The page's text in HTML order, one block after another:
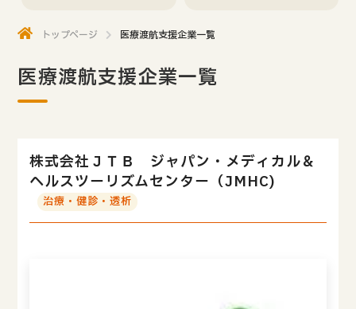
トップページ 医療渡航支援企業一覧
医療渡航支援企業一覧
株式会社ＪＴＢ ジャパン・メディカル＆
ヘルスツーリズムセンター（JMHC)
治療・健診・透析